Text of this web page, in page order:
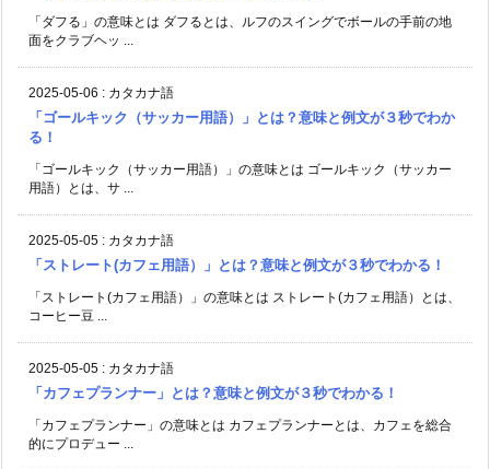
「ダフる」の意味とは ダフるとは、ルフのスイングでボールの手前の地
面をクラブヘッ ...
2025-05-06 : カタカナ語
「ゴールキック（サッカー用語）」とは？意味と例文が３秒でわか
る！
「ゴールキック（サッカー用語）」の意味とは ゴールキック（サッカー
用語）とは、サ ...
2025-05-05 : カタカナ語
「ストレート(カフェ用語）」とは？意味と例文が３秒でわかる！
「ストレート(カフェ用語）」の意味とは ストレート(カフェ用語）とは、
コーヒー豆 ...
2025-05-05 : カタカナ語
「カフェプランナー」とは？意味と例文が３秒でわかる！
「カフェプランナー」の意味とは カフェプランナーとは、カフェを総合
的にプロデュー ...